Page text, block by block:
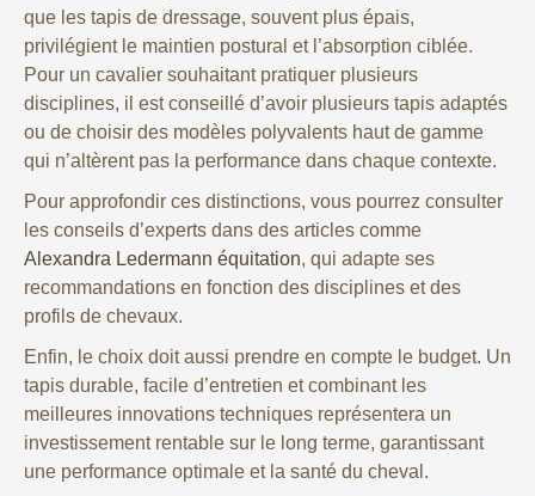
que les tapis de dressage, souvent plus épais,
privilégient le maintien postural et l’absorption ciblée.
Pour un cavalier souhaitant pratiquer plusieurs
disciplines, il est conseillé d’avoir plusieurs tapis adaptés
ou de choisir des modèles polyvalents haut de gamme
qui n’altèrent pas la performance dans chaque contexte.
Pour approfondir ces distinctions, vous pourrez consulter
les conseils d’experts dans des articles comme
Alexandra Ledermann équitation, qui adapte ses
recommandations en fonction des disciplines et des
profils de chevaux.
Enfin, le choix doit aussi prendre en compte le budget. Un
tapis durable, facile d’entretien et combinant les
meilleures innovations techniques représentera un
investissement rentable sur le long terme, garantissant
une performance optimale et la santé du cheval.